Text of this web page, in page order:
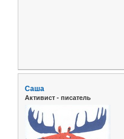
Саша
Активист - писатель